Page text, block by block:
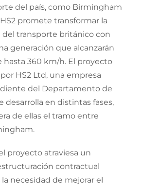
del país, como Birmingham
promete transformar la
del transporte británico con
generación que alcanzarán
hasta 360 km/h. El proyecto
HS2 Ltd, una empresa
del Departamento de
desarrolla en distintas fases,
de ellas el tramo entre
proyecto atraviesa un
contractual
necesidad de mejorar el